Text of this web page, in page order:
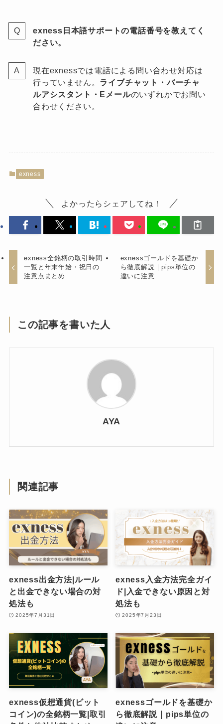
exness日本語サポートの電話番号を教えてく
ださい。
現在exnessでは電話による問い合わせ対応は
行っていません。 ライブチャット・バーチャ
ルアシスタント・Eメールのいずれかでお問い
合わせください。
exness
よかったらシェアしてね！
exness全銘柄の取引時間
一覧と年末年始・祝日の
注意点まとめ
exnessゴールドを基礎か
ら徹底解説｜pips単位の
違いに注意
この記事を書いた人
AYA
関連記事
exness出金方法|ルール
と出金できない場合の対
処法も
2025年7月31日
exness入金方法完全ガイ
ド|入金できない原因と対
処法も
2025年7月23日
exness仮想通貨(ビット
コイン)の全銘柄一覧|取引
exnessゴールドを基礎か
ら徹底解説｜pips単位の